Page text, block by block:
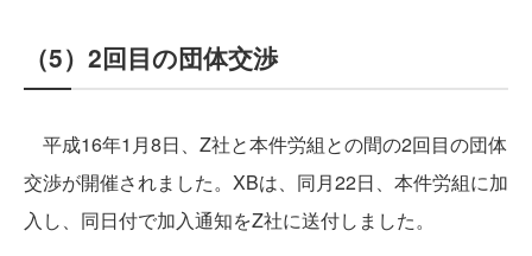
（5）2回目の団体交渉
平成16年1月8日、Z社と本件労組との間の2回目の団体
交渉が開催されました。XBは、同月22日、本件労組に加
入し、同日付で加入通知をZ社に送付しました。